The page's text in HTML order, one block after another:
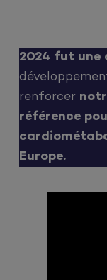
2024 fut une
renforcer
référence
Europe.